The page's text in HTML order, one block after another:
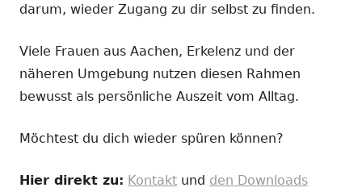
darum, wieder Zugang zu dir selbst zu finden.
Viele Frauen aus Aachen, Erkelenz und der
näheren Umgebung nutzen diesen Rahmen
bewusst als persönliche Auszeit vom Alltag.
Möchtest du dich wieder spüren können?
Hier direkt zu: Kontakt und den Downloads